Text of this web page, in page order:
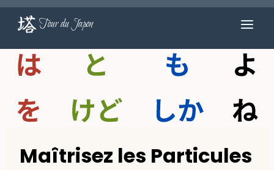
Aller
Tour du Japon
Maîtrisez les Particules